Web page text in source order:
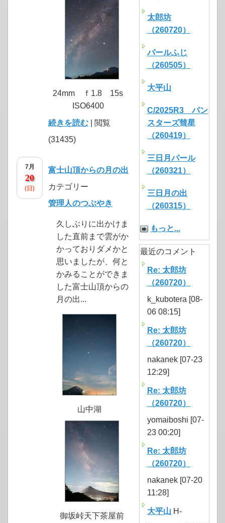
24mm ｆ1.8 15s
ISO6400
続きを読む | 閲覧
(31435)
7月
20
(日)
富士山頂からの月の出
カテゴリー
管理人のつぶやき
久しぶりに出かけま
した直前まで雲がか
かっておりダメかと
思いましたが、何と
かみることができま
した富士山頂からの
月の出...
山中湖
御坂峠天下茶屋前
太郎坊
（260720）
パールふじ
（260505）
大平山
C/2025R3 パン
スターズ彗星
（260419）
三日月パール
（260321）
三日月の出
（260315）
もっと...
最近のコメント
Re: 太郎坊
（260720）
k_kubotera [08-
06 08:15]
Re: 太郎坊
（260720）
nakanek [07-23
12:29]
Re: 太郎坊
（260720）
yomaiboshi [07-
23 00:20]
Re: 太郎坊
（260720）
nakanek [07-20
11:28]
大平山 H-